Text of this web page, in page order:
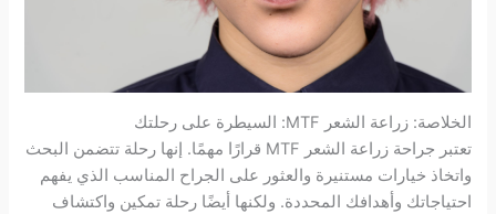
الخلاصة: زراعة الشعر MTF: السيطرة على رحلتك
تعتبر جراحة زراعة الشعر MTF قرارًا مهمًا. إنها رحلة تتضمن البحث
واتخاذ خيارات مستنيرة والعثور على الجراح المناسب الذي يفهم
احتياجاتك وأهدافك المحددة. ولكنها أيضًا رحلة تمكين واكتشاف